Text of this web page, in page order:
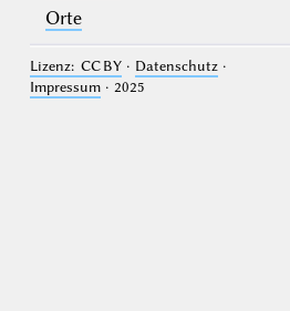
Orte
Lizenz: CC BY· Datenschutz·
Impressum· 2025